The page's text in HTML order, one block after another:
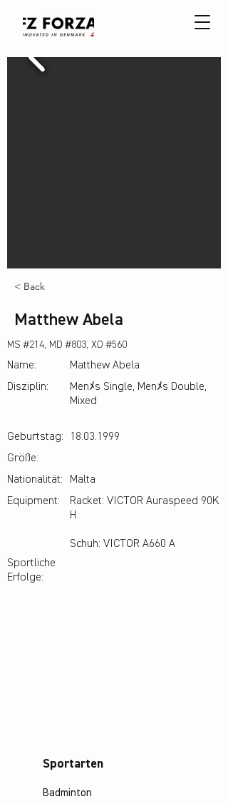
< Back
Matthew Abela
MS #214, MD #803, XD #560
Name:
Disziplin:
Geburtstag:
Größe:
Nationalität:
Equipment:
Sportliche
Erfolge:
Matthew Abela
Menﾒs Single, Menﾒs Double,
Mixed
18.03.1999
Malta
Racket: VICTOR Auraspeed 90K
H
Schuh: VICTOR A660 A
Badminton
Sportarten